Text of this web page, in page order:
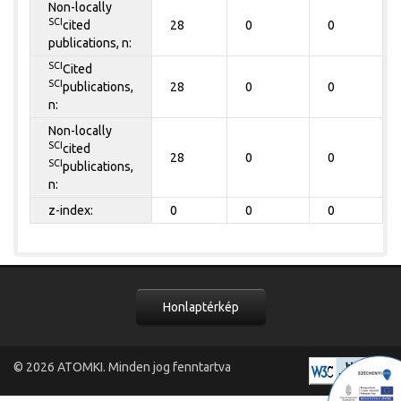
Non-locally
SCIcited
publications, n:
28 0 0
SCICited
SCIpublications,
n:
28 0 0
Non-locally
SCIcited
SCIpublications,
n:
28 0 0
z-index: 0 0 0
Honlaptérkép
© 2026 ATOMKI. Minden jog fenntartva